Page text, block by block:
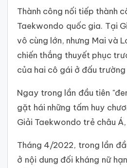
Thành công nối tiếp thành
Taekwondo quốc gia. Tại
vô cùng lớn, nhưng Mai và
chiến thắng thuyết phục
của hai cô gái ở đấu trường
Ngay trong lần đầu tiên
gặt hái những tấm huy
Giải Taekwondo trẻ châu
Tháng 4/2022, trong lần
ở nội dung đối kháng nữ